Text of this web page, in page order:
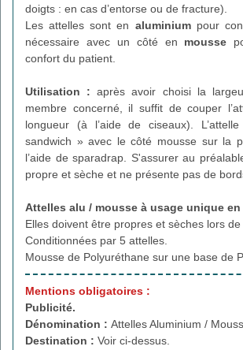
doigts : en cas d’entorse ou de fracture).
Les attelles sont en aluminiumpour
nécessaire avec un côté en mousse
confort du patient.
Utilisation :après avoir choisi la
membre concerné, il suffit de couper
longueur (à l’aide de ciseaux).
sandwich » avec le côté mousse sur la
l’aide de sparadrap. S'assurer au
propre et sèche et ne présente pas de
Attelles alu / mousse à usage unique
Elles doivent être propres et sèches lors de
Conditionnées par 5 attelles.
Mousse de Polyuréthane sur une base de
Mentions obligatoires :
Publicité.
Dénomination : Attelles Aluminium /
Destination : Voir ci-dessus.